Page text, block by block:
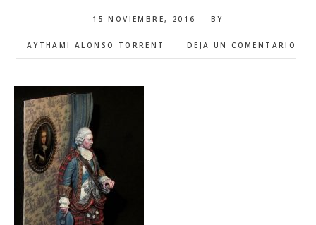
15 NOVIEMBRE, 2016 BY
AYTHAMI ALONSO TORRENT DEJA UN COMENTARIO